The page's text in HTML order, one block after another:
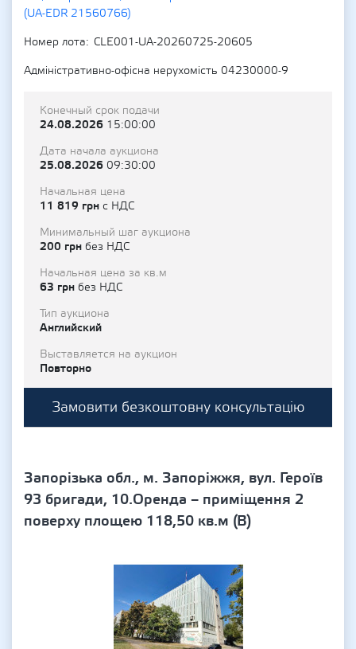
(UA-EDR 21560766)
Номер лота
CLE001-UA-20260725-20605
Адміністративно-офісна нерухомість 04230000-9
Конечный срок подачи
24.08.2026 15:00:00
Дата начала аукциона
25.08.2026 09:30:00
Начальная цена
11 819 грн с НДС
Минимальный шаг аукциона
200 грн без НДС
Начальная цена за кв.м
63 грн без НДС
Тип аукциона
Английский
Выставляется на аукцион
Повторно
Замовити безкоштовну консультацію
Запорізька обл., м. Запоріжжя, вул. Героїв
93 бригади, 10.Оренда – приміщення 2
поверху площею 118,50 кв.м (В)